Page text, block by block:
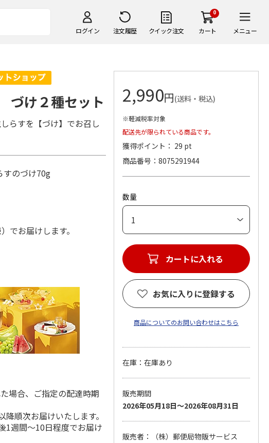
ログイン 注文履歴 クイック注文
0
カート メニュー
づけ２種セット
らすを【づけ】でお召し
のづけ70g
でお届けします。
場合、ご指定の配達時期
順次お届けいたします。
1週間～10日程度でお届け
2,990円(送料・税込)
※軽減税率対象
配送先が限られている商品です。
獲得ポイント： 29 pt
商品番号
8075291944
数量
カートに入れる
お気に入りに登録する
商品についてのお問い合わせはこちら
在庫：在庫あり
販売期間
2026年05月18日～2026年08月31日
販売者：（株）郵便局物販サービス